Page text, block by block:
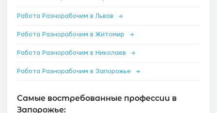
Работа Разнорабочим в Львов →
Работа Разнорабочим в Житомир →
Работа Разнорабочим в Николаев →
Работа Разнорабочим в Запорожье →
Самые востребованные профессии в
Запорожье: